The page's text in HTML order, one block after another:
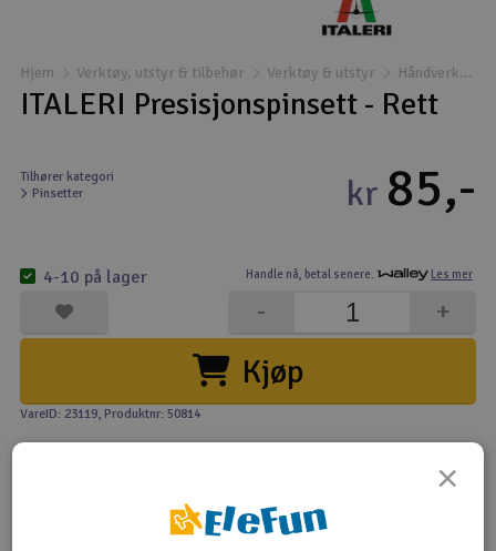
Droner
Fly
Helikopter
Kamerautstyr
Modellbygging, LEGO & byggesett
Modelljernbane
Hjem Verktøy, utstyr & tilbehør Verktøy & utstyr Håndverktøy og spesialverktøy
ITALERI Presisjonspinsett - Rett
Tilhører kategori
Pinsetter
Handle nå, betal senere. Les mer
kr 85,-
Kjøp
+
-
4-10 på lager
VareID: 23119, Produktnr: 50814
×